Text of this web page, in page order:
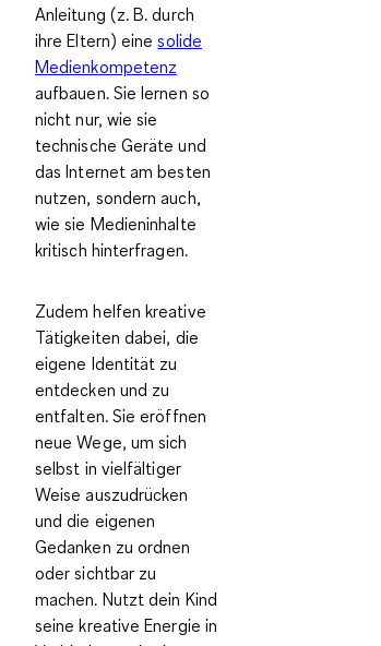
Anleitung (z. B. durch
ihre Eltern)einesolide
Medienkompetenz
aufbauen. Sie lernen so
nicht nur, wie sie
technische Geräte und
das Internet am besten
nutzen, sondern auch,
wie sie Medieninhalte
kritisch hinterfragen.
Zudem helfenkreative
Tätigkeiten dabei, die
eigene Identität zu
entdecken und zu
entfalten. Sie eröffnen
neue Wege, um sich
selbst in vielfältiger
Weise auszudrücken
und die eigenen
Gedanken zu ordnen
oder sichtbar zu
machen. Nutzt dein Kind
seine kreative Energie in